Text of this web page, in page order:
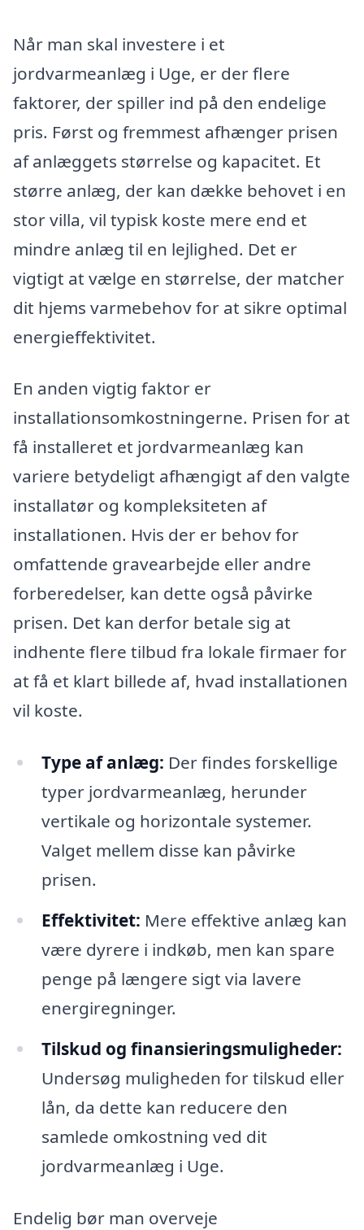
Når man skal investere i et
jordvarmeanlæg i Uge, er der flere
faktorer, der spiller ind på den endelige
pris. Først og fremmest afhænger prisen
af anlæggets størrelse og kapacitet. Et
større anlæg, der kan dække behovet i en
stor villa, vil typisk koste mere end et
mindre anlæg til en lejlighed. Det er
vigtigt at vælge en størrelse, der matcher
dit hjems varmebehov for at sikre optimal
energieffektivitet.
En anden vigtig faktor er
installationsomkostningerne. Prisen for at
få installeret et jordvarmeanlæg kan
variere betydeligt afhængigt af den valgte
installatør og kompleksiteten af
installationen. Hvis der er behov for
omfattende gravearbejde eller andre
forberedelser, kan dette også påvirke
prisen. Det kan derfor betale sig at
indhente flere tilbud fra lokale firmaer for
at få et klart billede af, hvad installationen
vil koste.
Type af anlæg: Der findes forskellige
typer jordvarmeanlæg, herunder
vertikale og horizontale systemer.
Valget mellem disse kan påvirke
prisen.
Effektivitet: Mere effektive anlæg kan
være dyrere i indkøb, men kan spare
penge på længere sigt via lavere
energiregninger.
Tilskud og finansieringsmuligheder:
Undersøg muligheden for tilskud eller
lån, da dette kan reducere den
samlede omkostning ved dit
jordvarmeanlæg i Uge.
Endelig bør man overveje